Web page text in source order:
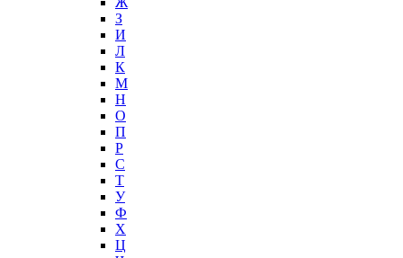
З
И
Л
К
М
Н
О
П
Р
С
Т
У
Ф
Х
Ц